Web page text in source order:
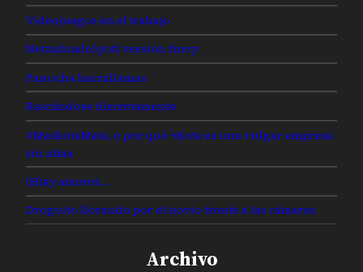
Videojuegos en el trabajo
Netzahualcóyotl versión furry
Panocha lanzallamas
Rascándose discretamente
#MaskotaMata, o por qué +Kota es una vulgar empresa
sin alma
(H)ay amores…
Droguito llorando por el novio frente a las cámaras
Archivo